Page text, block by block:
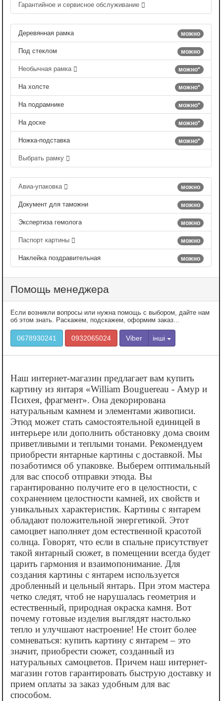
Гарантийное и сервисное обслуживание
можно
Деревянная рамка
можно
Под стеклом
можно*
Необычная рамка
можно*
На холсте
можно*
На подрамнике
можно*
На доске
можно*
Ножка-подставка
Выбрать рамку
можно
Авиа-упаковка
можно
Документ для таможни
можно
Экспертиза гемолога
можно
Паспорт картины
можно
Наклейка поздравительная
Помощь менеджера
Если возникли вопросы или нужна помощь с выбором, дайте нам
об этом знать. Раскажем, подскажем, оформим заказ...
0678930241 0932065024 Viber інші
Наш интернет-магазин предлагает вам купить
картину из янтаря «‎William Bouguereau - Амур и
Психея, фрагмент». Она декорирована
натуральным камнем и элементами живописи.
Этюд может стать самостоятельной единицей в
интерьере или дополнить обстановку дома своим
приветливыми и теплыми тонами. Рекомендуем
приобрести янтарные картины с доставкой. Мы
позаботимся об упаковке. Выберем оптимальный
для вас способ отправки этюда. Вы
гарантированно получите его в целостности, с
сохранением целостности камней, их свойств и
уникальных характеристик. Картины с янтарем
обладают положительной энергетикой. Этот
самоцвет наполняет дом естественной красотой
солнца. Говорят, что если в спальне присутствует
такой янтарный сюжет, в помещении всегда будет
царить гармония и взаимопонимание. Для
создания картины с янтарем используется
дробленный и цельный янтарь. При этом мастера
четко следят, чтоб не нарушалась геометрия и
естественный, природная окраска камня. Вот
почему готовые изделия выглядят настолько
тепло и улучшают настроение! Не стоит более
сомневаться: купить картину с янтарем – это
значит, приобрести сюжет, созданный из
натуральных самоцветов. Причем наш интернет-
магазин готов гарантировать быструю доставку и
прием оплаты за заказ удобным для вас
способом.